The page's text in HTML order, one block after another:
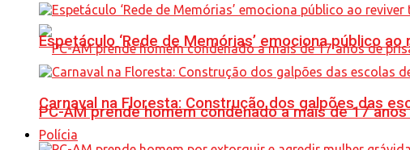
PC-AM prende homem condenado a mais de 17
Espetáculo ‘Rede de Memórias’ emociona público
Carnaval na Floresta: Construção dos galpões das
Polícia